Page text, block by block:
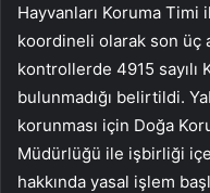
Hayvanları Koruma
koordineli olarak son üç
kontrollerde 4915 sayılı
bulunmadığı belirtildi.
korunması için Doğa
Müdürlüğü ile işbirliği
hakkında yasal işlem